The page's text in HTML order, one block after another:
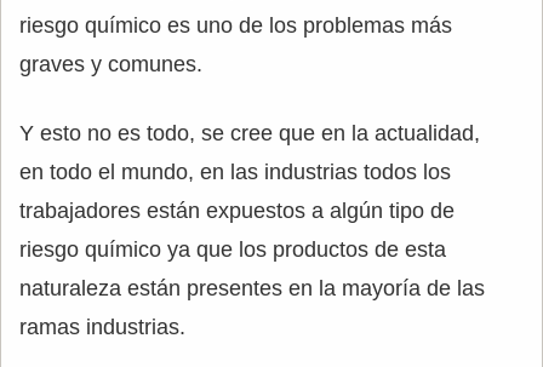
riesgo químico es uno de los problemas más
graves y comunes.
Y esto no es todo, se cree que en la actualidad,
en todo el mundo, en las industrias todos los
trabajadores están expuestos a algún tipo de
riesgo químico ya que los productos de esta
naturaleza están presentes en la mayoría de las
ramas industrias.